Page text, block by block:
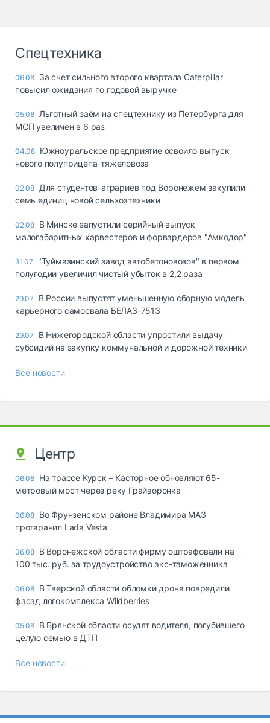
Спецтехника
06.08 За счет сильного второго квартала Caterpillar
повысил ожидания по годовой выручке
05.08 Льготный заём на спецтехнику из Петербурга для
МСП увеличен в 6 раз
04.08 Южноуральское предприятие освоило выпуск
нового полуприцепа-тяжеловоза
02.08 Для студентов-аграриев под Воронежем закупили
семь единиц новой сельхозтехники
02.08 В Минске запустили серийный выпуск
малогабаритных харвестеров и форвардеров "Амкодор"
31.07
"Туймазинский завод автобетоновозов" в первом
полугодии увеличил чистый убыток в 2,2 раза
29.07
В России выпустят уменьшенную сборную модель
карьерного самосвала БЕЛАЗ-7513
29.07
В Нижегородской области упростили выдачу
субсидий на закупку коммунальной и дорожной техники
Все новости
Центр
06.08 На трассе Курск – Касторное обновляют 65-
метровый мост через реку Грайворонка
06.08 Во Фрунзенском районе Владимира МАЗ
протаранил Lada Vesta
06.08 В Воронежской области фирму оштрафовали на
100 тыс. руб. за трудоустройство экс-таможенника
06.08 В Тверской области обломки дрона повредили
фасад логокомплекса Wildberries
05.08 В Брянской области осудят водителя, погубившего
целую семью в ДТП
Все новости